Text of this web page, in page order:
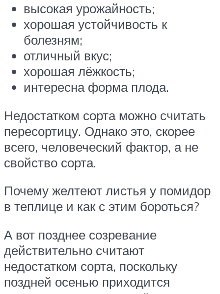
высокая урожайность;
хорошая устойчивость к
болезням;
отличный вкус;
хорошая лёжкость;
интересна форма плода.
Недостатком сорта можно считать
пересортицу. Однако это, скорее
всего, человеческий фактор, а не
свойство сорта.
Почему желтеют листья у помидор
в теплице и как с этим бороться?
А вот позднее созревание
действительно считают
недостатком сорта, поскольку
поздней осенью приходится